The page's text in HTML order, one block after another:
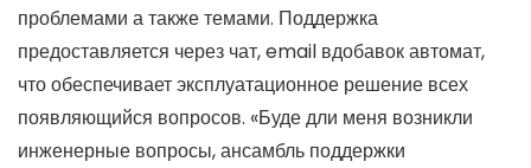
проблемами а также темами. Поддержка
предоставляется через чат, email вдобавок автомат,
что обеспечивает эксплуатационное решение всех
появляющийся вопросов. «Буде дли меня возникли
инженерные вопросы, ансамбль поддержки